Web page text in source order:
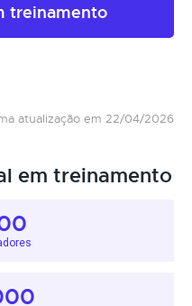
treinamento
atualização em 22/04/2026
em treinamento